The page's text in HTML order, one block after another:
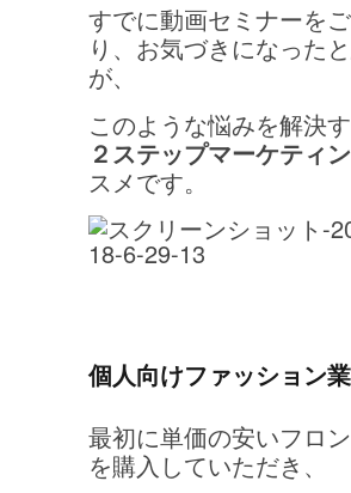
すでに動画セミナーを
り、お気づきになった
が、
このような悩みを解決す
２ステップマーケティ
スメです。
個人向けファッション
最初に単価の安いフロ
を購入していただき、